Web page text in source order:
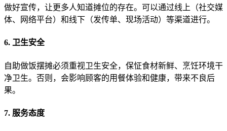
做好宣传，让更多人知道摊位的存在。可以通过线上（社交媒
体、网络平台）和线下（发传单、现场活动）等渠道进行。
6. 卫生安全
自助做饭摆摊必须重视卫生安全，保怔食材新鲜、烹饪环境干
净卫生。否则，会影响顾客的用餐体验和健康，带来不良后
果。
7. 服务态度